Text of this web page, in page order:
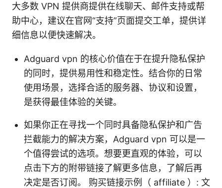
大多数 VPN 提供商提供在线聊天、邮件支持或帮
助中心，建议在官网“支持”页面提交工单，提供详
细信息以便快速解决。
Adguard vpn 的核心价值在于在提升隐私保护
的同时，提供易用性和稳定性。结合你的日常
使用场景，选择合适的服务器、协议和设置，
是获得最佳体验的关键。
如果你正在寻找一个同时具备隐私保护和广告
拦截能力的解决方案，Adguard vpn 可以是一
个值得尝试的选项。想要更直观的体验，可以
点击下方的附带链接了解更多信息，了解后再
决定是否订阅。 购买链接示例（ affiliate ）: 文